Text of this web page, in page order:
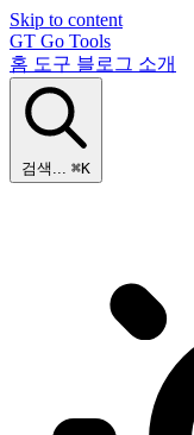
Skip to content
GT Go Tools
홈 도구 블로그 소개
검색... ⌘K